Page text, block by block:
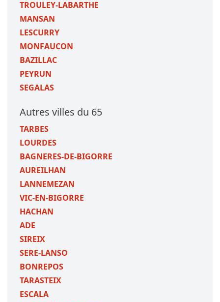
TROULEY-LABARTHE
MANSAN
LESCURRY
MONFAUCON
BAZILLAC
PEYRUN
SEGALAS
Autres villes du 65
TARBES
LOURDES
BAGNERES-DE-BIGORRE
AUREILHAN
LANNEMEZAN
VIC-EN-BIGORRE
HACHAN
ADE
SIREIX
SERE-LANSO
BONREPOS
TARASTEIX
ESCALA